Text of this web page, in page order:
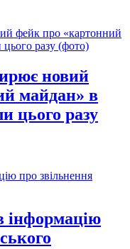
новий
майдан» в
цього разу
інформацію